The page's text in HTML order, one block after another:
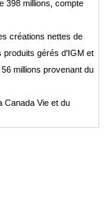
398 millions, compte
créations nettes de
produits gérés d'IGM et
millions provenant du
Canada Vie et du